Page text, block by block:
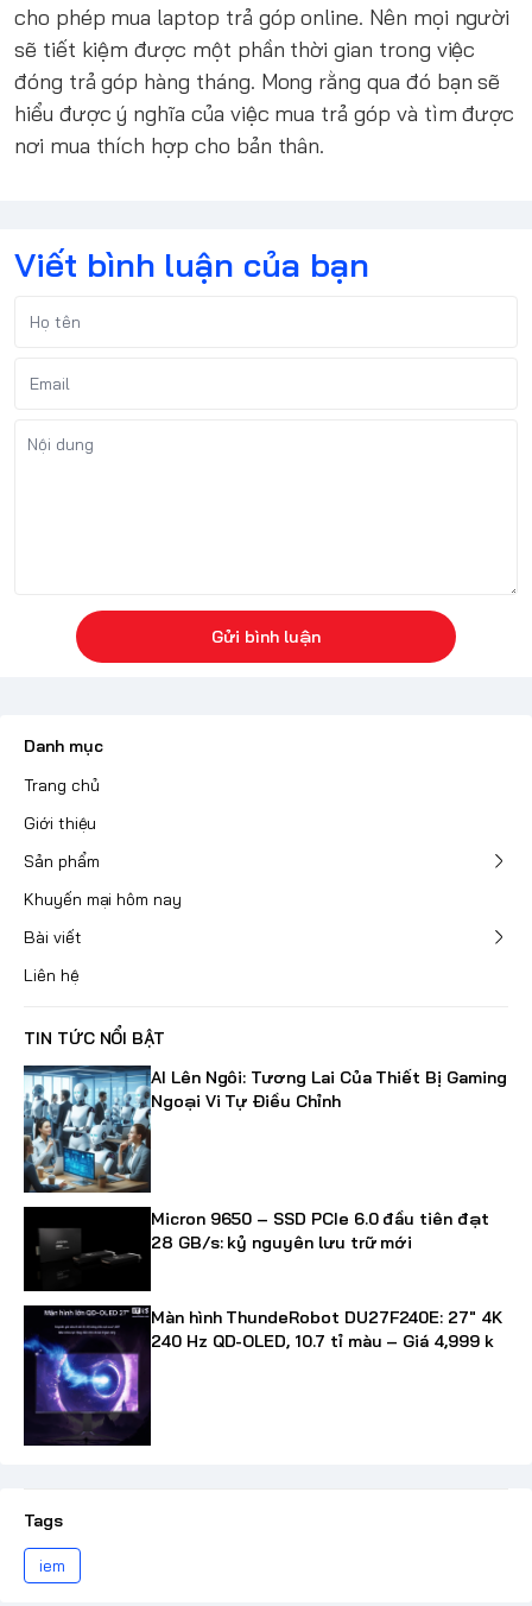
cho phép mua laptop trả góp online. Nên mọi người
sẽ tiết kiệm được một phần thời gian trong việc
đóng trả góp hàng tháng. Mong rằng qua đó bạn sẽ
hiểu được ý nghĩa của việc mua trả góp và tìm được
nơi mua thích hợp cho bản thân.
Viết bình luận của bạn
Gửi bình luận
Danh mục
Trang chủ
Giới thiệu
Sản phẩm
Khuyến mại hôm nay
Bài viết
Liên hệ
TIN TỨC NỔI BẬT
AI Lên Ngôi: Tương Lai Của Thiết Bị Gaming
Ngoại Vi Tự Điều Chỉnh
Micron 9650 – SSD PCIe 6.0 đầu tiên đạt
28 GB/s: kỷ nguyên lưu trữ mới
Màn hình ThundeRobot DU27F240E: 27" 4K
240 Hz QD-OLED, 10.7 tỉ màu – Giá 4,999 k
Tags
iem